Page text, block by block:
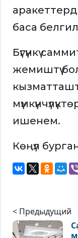
баса
Бүгүнкү
жемиштүү
ишенем.
Көңүл
< Предыдущий